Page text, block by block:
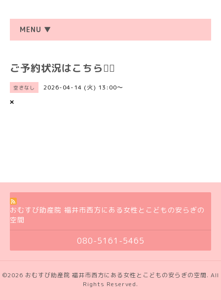
MENU ▼
ご予約状況はこちら💁‍♀️
空きなし 2026-04-14 (火) 13:00～
×
おむすび助産院 福井市西方にある女性とこどもの安らぎの
空間
080-5161-5465
©2026 おむすび助産院 福井市西方にある女性とこどもの安らぎの空間. All
Rights Reserved.